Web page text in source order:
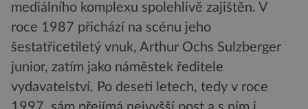
mediálního komplexu spolehlivě zajištěn. V
roce 1987 přichází na scénu jeho
šestatřicetiletý vnuk, Arthur Ochs Sulzberger
junior, zatím jako náměstek ředitele
vydavatelství. Po deseti letech, tedy v roce